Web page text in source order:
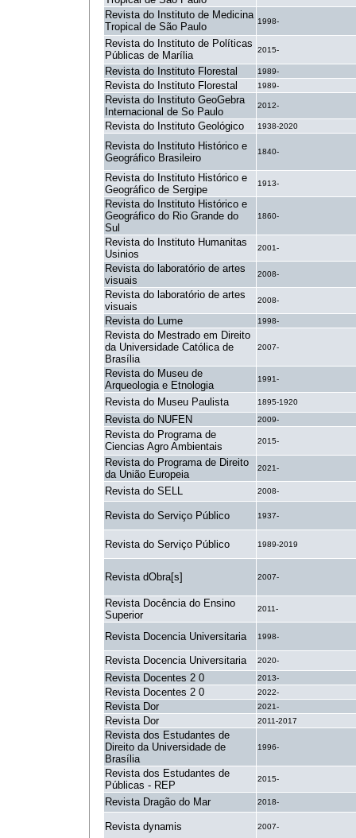
Revista do Instituto de Medicina
Tropical de São Paulo
1998-
Revista do Instituto de Políticas
Públicas de Marília
2015-
Revista do Instituto Florestal 1989-
Revista do Instituto Florestal 1989-
Revista do Instituto GeoGebra
Internacional de So Paulo
2012-
Revista do Instituto Geológico 1938-2020
Revista do Instituto Histórico e
Geográfico Brasileiro
1840-
Revista do Instituto Histórico e
Geográfico de Sergipe
1913-
Revista do Instituto Histórico e
Geográfico do Rio Grande do
Sul
1860-
Revista do Instituto Humanitas
Usinios
2001-
Revista do laboratório de artes
visuais
2008-
Revista do laboratório de artes
visuais
2008-
Revista do Lume 1998-
Revista do Mestrado em Direito
da Universidade Católica de
Brasília
2007-
Revista do Museu de
Arqueologia e Etnologia
1991-
Revista do Museu Paulista 1895-1920
Revista do NUFEN 2009-
Revista do Programa de
Ciencias Agro Ambientais
2015-
Revista do Programa de Direito
da União Europeia
2021-
Revista do SELL 2008-
Revista do Serviço Público 1937-
Revista do Serviço Público 1989-2019
Revista dObra[s] 2007-
Revista Docência do Ensino
Superior
2011-
Revista Docencia Universitaria 1998-
Revista Docencia Universitaria 2020-
Revista Docentes 2 0 2013-
Revista Docentes 2 0 2022-
Revista Dor 2021-
Revista Dor 2011-2017
Revista dos Estudantes de
Direito da Universidade de
Brasília
1996-
Revista dos Estudantes de
Públicas - REP
2015-
Revista Dragão do Mar 2018-
Revista dynamis 2007-